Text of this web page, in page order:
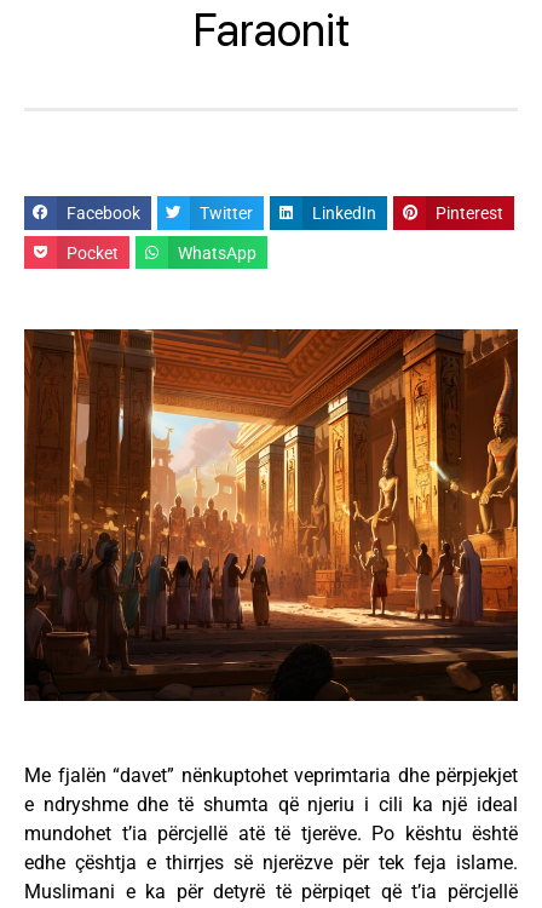
Faraonit
Facebook Twitter LinkedIn Pinterest
Pocket WhatsApp
Me fjalën “davet” nënkuptohet veprimtaria dhe përpjekjet
e ndryshme dhe të shumta që njeriu i cili ka një ideal
mundohet t’ia përcjellë atë të tjerëve. Po kështu është
edhe çështja e thirrjes së njerëzve për tek feja islame.
Muslimani e ka për detyrë të përpiqet që t’ia përcjellë